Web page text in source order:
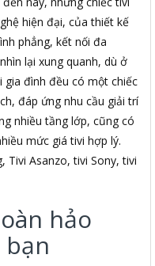
hiện đại, của thiết kế
phẳng, kết nối đa
lại xung quanh, dù ở
gia đình đều có một chiếc
đáp ứng nhu cầu giải trí
nhiều tầng lớp, cũng có
mức giá tivi hợp lý.
Tivi Asanzo, tivi Sony, tivi
hảo
bạn